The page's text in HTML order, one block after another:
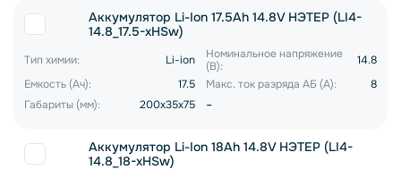
Аккумулятор Li-Ion 17.5Ah 14.8V НЭТЕР (LI4-
14.8_17.5-xHSw)
Тип химии: Li-ion
Номинальное напряжение
(В):
14.8
Емкость (Ач):
17.5 Макс. ток разряда АБ (А):
8
Габариты (мм):
200x35x75 -
Аккумулятор Li-Ion 18Ah 14.8V НЭТЕР (LI4-
14.8_18-xHSw)